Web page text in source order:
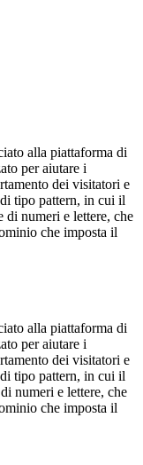
alla piattaforma di
per aiutare i
dei visitatori e
tipo pattern, in cui il
di numeri e lettere, che
che imposta il
alla piattaforma di
per aiutare i
dei visitatori e
tipo pattern, in cui il
numeri e lettere, che
che imposta il